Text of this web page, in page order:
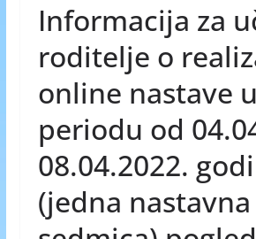
Informacija za
roditelje o
online nastave u
periodu od
08.04.2022.
(jedna nastavna